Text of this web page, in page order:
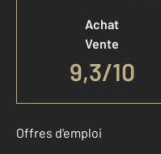
Achat
Vente
9,3/10
Offres d'emploi